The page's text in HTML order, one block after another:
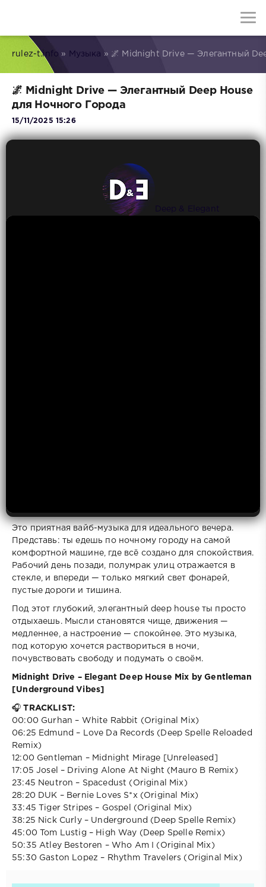
rulez-t.info » Музыка » 🌌 Midnight Drive — Элегантный
🌌 Midnight Drive — Элегантный Deep House
для Ночного Города
15/11/2025 15:26
Deep & Elegant
Это приятная вайб-музыка для идеального вечера.
Представь: ты едешь по ночному городу на самой
комфортной машине, где всё создано для спокойствия.
Рабочий день позади, полумрак улиц отражается в
стекле, и впереди — только мягкий свет фонарей,
пустые дороги и тишина.
Под этот глубокий, элегантный deep house ты просто
отдыхаешь. Мысли становятся чище, движения —
медленнее, а настроение — спокойнее. Это музыка,
под которую хочется раствориться в ночи,
почувствовать свободу и подумать о своём.
Midnight Drive – Elegant Deep House Mix by Gentleman
[Underground Vibes]
🎧TRACKLIST:
00:00 Gurhan – White Rabbit (Original Mix)
06:25 Edmund – Love Da Records (Deep Spelle Reloaded
Remix)
12:00 Gentleman – Midnight Mirage [Unreleased]
17:05 Josel – Driving Alone At Night (Mauro B Remix)
23:45 Neutron – Spacedust (Original Mix)
28:20 DUK – Bernie Loves S*x (Original Mix)
33:45 Tiger Stripes – Gospel (Original Mix)
38:25 Nick Curly – Underground (Deep Spelle Remix)
45:00 Tom Lustig – High Way (Deep Spelle Remix)
50:35 Atley Bestoren – Who Am I (Original Mix)
55:30 Gaston Lopez – Rhythm Travelers (Original Mix)